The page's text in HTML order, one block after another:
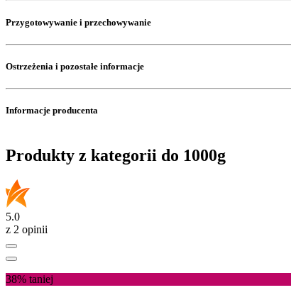
Przygotowywanie i przechowywanie
Ostrzeżenia i pozostałe informacje
Informacje producenta
Produkty z kategorii do 1000g
5.0
z 2 opinii
38% taniej